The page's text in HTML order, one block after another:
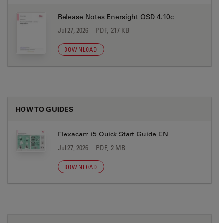
Release Notes Enersight OSD 4.10c
Jul 27, 2026 PDF, 217 KB
DOWNLOAD
HOW TO GUIDES
Flexacam i5 Quick Start Guide EN
Jul 27, 2026 PDF, 2 MB
DOWNLOAD